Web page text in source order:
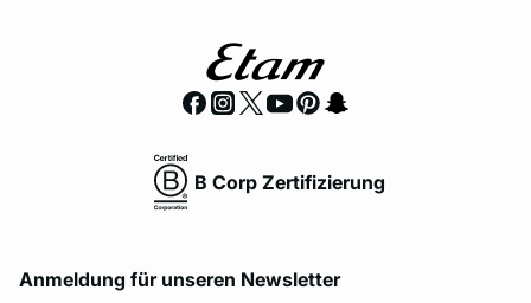
B Corp Zertifizierung
Anmeldung für unseren Newsletter